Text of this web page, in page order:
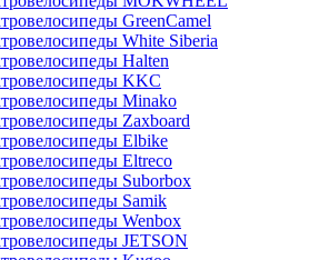
GreenCamel
White Siberia
Halten
KKC
Minako
Zaxboard
Elbike
Eltreco
Suborbox
Samik
Wenbox
JETSON